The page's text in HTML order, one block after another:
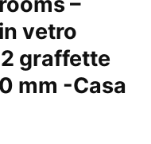
vetro
graffette
mm -Casa